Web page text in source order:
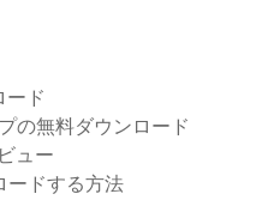
ード
の無料ダウンロード
ュー
ードする方法